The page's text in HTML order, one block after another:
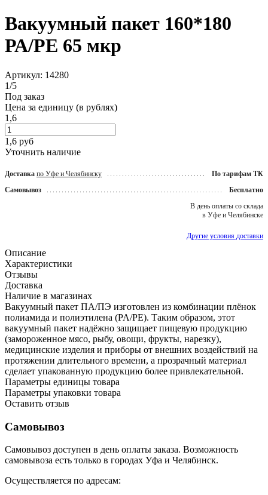
Вакуумный пакет 160*180
РА/РЕ 65 мкр
Артикул: 14280
1/5
Под заказ
Цена за единицу (в рублях)
1,6
1,6 руб
Уточнить наличие
Доставка по Уфе и Челябинску
По тарифам ТК
Самовывоз
Бесплатно
В день оплаты со склада
в Уфе и Челябинске
Другие условия доставки
Описание
Характеристики
Отзывы
Доставка
Наличие в магазинах
Вакуумный пакет ПА/ПЭ изготовлен из комбинации плёнок
полиамида и полиэтилена (PA/PE). Таким образом, этот
вакуумный пакет надёжно защищает пищевую продукцию
(замороженное мясо, рыбу, овощи, фрукты, нарезку),
медицинские изделия и приборы от внешних воздействий на
протяжении длительного времени, а прозрачный материал
сделает упакованную продукцию более привлекательной.
Параметры единицы товара
Параметры упаковки товара
Оставить отзыв
Самовывоз
Самовывоз доступен в день оплаты заказа. Возможность
самовывоза есть только в городах Уфа и Челябинск.
Осуществляется по адресам: